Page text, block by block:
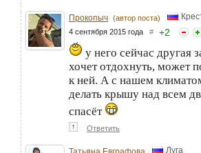
Прокопыч (автор поста)
4 сентября 2015 года # +2
у него сейчас другая
хочет отдохнуть, может
к ней. А с нашем
делать крышу над всем
спасёт
↑ Ответить
Луга